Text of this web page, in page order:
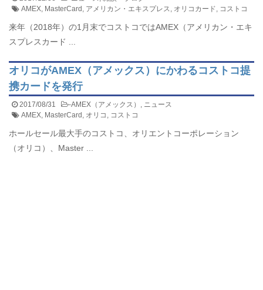
AMEX, MasterCard, アメリカン・エキスプレス, オリコカード, コストコ
来年（2018年）の1月末でコストコではAMEX（アメリカン・エキ
スプレスカード ...
オリコがAMEX（アメックス）にかわるコストコ提
携カードを発行
2017/08/31 -AMEX（アメックス） , ニュース
AMEX, MasterCard, オリコ , コストコ
ホールセール最大手のコストコ、オリエントコーポレーション
（オリコ）、Master ...